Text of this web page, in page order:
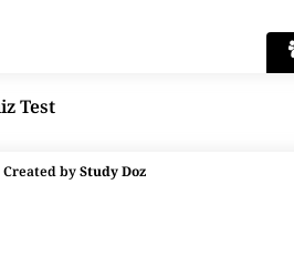
Test
Created byStudy Doz